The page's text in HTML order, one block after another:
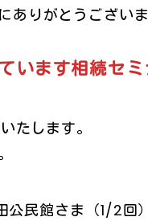
ありがとうございま
います相続セ
たします。
公民館さま（1/2